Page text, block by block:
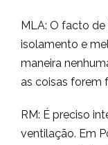
MLA: O facto
isolamento e
maneira
as coisas forem
RM: É preciso
ventilação. Em